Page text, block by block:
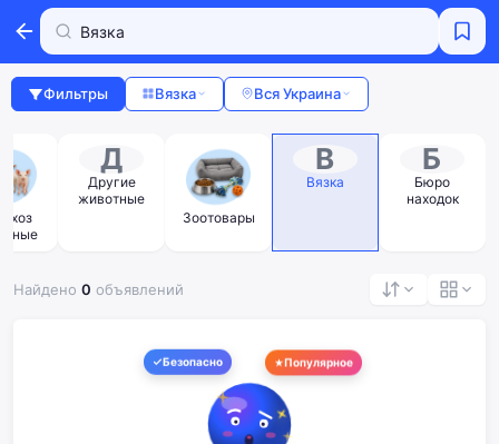
Фильтры Вязка Вся Украина
Д
Другие
животные
Зоотовары
В
Вязка
Б
Бюро
находок
Найдено 0 объявлений
Безопасно Популярное